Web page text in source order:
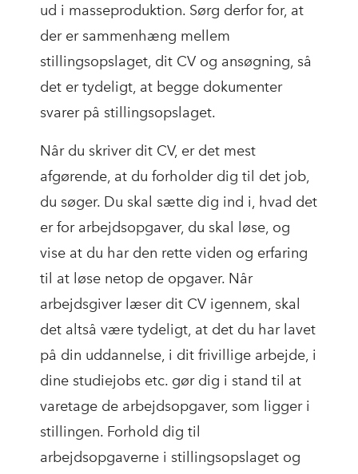
ud i masseproduktion. Sørg derfor for, at
der er sammenhæng mellem
stillingsopslaget, dit CV og ansøgning, så
det er tydeligt, at begge dokumenter
svarer på stillingsopslaget.
Når du skriver dit CV, er det mest
afgørende, at du forholder dig til det job,
du søger. Du skal sætte dig ind i, hvad det
er for arbejdsopgaver, du skal løse, og
vise at du har den rette viden og erfaring
til at løse netop de opgaver. Når
arbejdsgiver læser dit CV igennem, skal
det altså være tydeligt, at det du har lavet
på din uddannelse, i dit frivillige arbejde, i
dine studiejobs etc. gør dig i stand til at
varetage de arbejdsopgaver, som ligger i
stillingen. Forhold dig til
arbejdsopgaverne i stillingsopslaget og